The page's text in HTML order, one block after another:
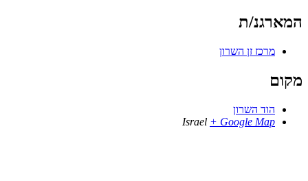
המארגנ/ת
מרכז זן השרון
מקום
הוד השרון
Israel + Google Map